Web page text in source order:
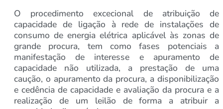
O procedimento excecional de atribuição de
capacidade de ligação à rede de instalações de
consumo de energia elétrica aplicável às zonas de
grande procura, tem como fases potenciais a
manifestação de interesse e apuramento de
capacidade não utilizada, a prestação de uma
caução, o apuramento da procura, a disponibilização
e cedência de capacidade e avaliação da procura e a
realização de um leilão de forma a atribuir a